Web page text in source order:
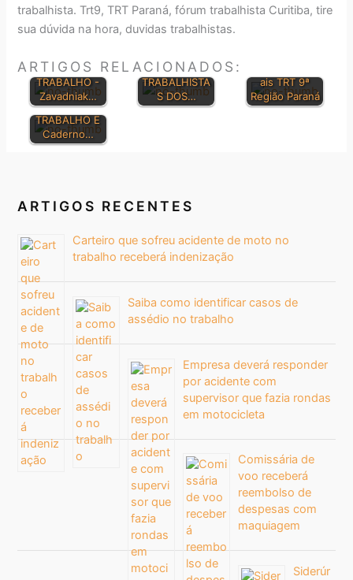
trabalhista. Trt9, TRT Paraná, fórum trabalhista Curitiba, tire
sua dúvida na hora, duvidas trabalhistas.
ARTIGOS RELACIONADOS:
SUPERIOR DO
TRABALHO -
Zavadniak…
DIREITOS
TRABALHISTA
S DOS…
ais TRT 9ª
Região Paraná
DIÁRIO
ELETRÔNICO
DA JUSTIÇA
DO
TRABALHO E
Caderno…
ARTIGOS RECENTES
Carteiro que sofreu acidente de moto no
trabalho receberá indenização
Saiba como identificar casos de
assédio no trabalho
Empresa deverá responder
por acidente com
supervisor que fazia rondas
em motocicleta
Comissária de
voo receberá
reembolso de
despesas com
maquiagem
Siderúr